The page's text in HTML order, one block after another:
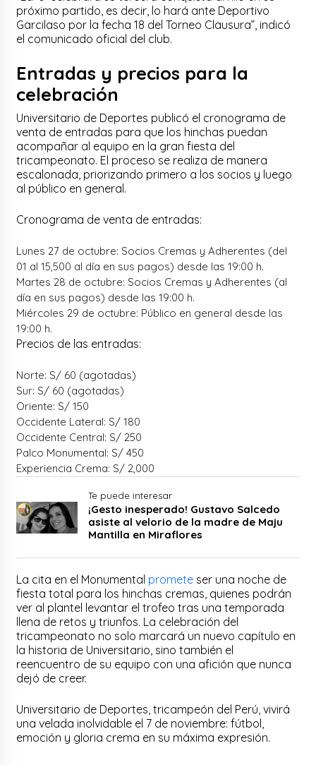
próximo partido, es decir, lo hará ante Deportivo
Garcilaso por la fecha 18 del Torneo Clausura”, indicó
el comunicado oficial del club.
Entradas y precios para la
celebración
Universitario de Deportes publicó el cronograma de
venta de entradas para que los hinchas puedan
acompañar al equipo en la gran fiesta del
tricampeonato. El proceso se realiza de manera
escalonada, priorizando primero a los socios y luego
al público en general.
Cronograma de venta de entradas:
Lunes 27 de octubre: Socios Cremas y Adherentes (del
01 al 15,500 al día en sus pagos) desde las 19:00 h.
Martes 28 de octubre: Socios Cremas y Adherentes (al
día en sus pagos) desde las 19:00 h.
Miércoles 29 de octubre: Público en general desde las
19:00 h.
Precios de las entradas:
Norte: S/ 60 (agotadas)
Sur: S/ 60 (agotadas)
Oriente: S/ 150
Occidente Lateral: S/ 180
Occidente Central: S/ 250
Palco Monumental: S/ 450
Experiencia Crema: S/ 2,000
Te puede interesar
¡Gesto inesperado! Gustavo Salcedo
asiste al velorio de la madre de Maju
Mantilla en Miraflores
La cita en el Monumental promete ser una noche de
fiesta total para los hinchas cremas, quienes podrán
ver al plantel levantar el trofeo tras una temporada
llena de retos y triunfos. La celebración del
tricampeonato no solo marcará un nuevo capítulo en
la historia de Universitario, sino también el
reencuentro de su equipo con una afición que nunca
dejó de creer.
Universitario de Deportes, tricampeón del Perú, vivirá
una velada inolvidable el 7 de noviembre: fútbol,
emoción y gloria crema en su máxima expresión.